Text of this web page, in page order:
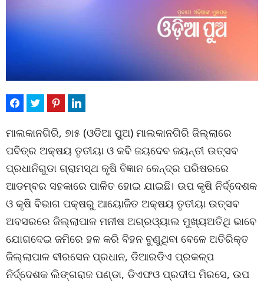
ମାଲକାନଗିରି, ୭ା୫ (ଓଡିଆ ପୁଅ) ମାଲକାନଗିରି ଜିଲ୍ଲାରେ
ପବିତ୍ର ଅକ୍ଷୟ ତୃତୀୟା ଓ କବି ଜୟଦେବ ଜୟନ୍ତୀ ଉତ୍ସବ
ପ୍ରଧାନିଗୁଡା ଗ୍ରାମସ୍ଥ କୃଷି ବିଜ୍ଞାନ କେନ୍ଦ୍ର ପରିଷରରେ
ଆଡମ୍ବର ସହକାରେ ପାଳିତ ହୋଇ ଯାଇଛି। ଉପ କୃଷି ନିର୍ଦ୍ଦେଶକ
ଓ କୃଷି ବିଭାଗ ପକ୍ଷରୁ ଆୟୋଜିତ ଅକ୍ଷୟ ତୃତୀୟା ଉତ୍ସବ
ଅବସରରେ ଜିଲ୍ଲାପାଳ ମନୀଷ ଅଗ୍ରଓ୍ୟାଲ ମୁଖ୍ୟଅତିଥି ଭାବେ
ଯୋଗଦେଇ ଜମିରେ ହଳ କରି ବିହନ ବୁଣୁଥିବା ବେଳେ ଅତିରିକ୍ତ
ଜିଲ୍ଲାପାଳ ବୀରସେନ ପ୍ରଧାନ, ଡିଆରଡିଏ ପ୍ରକଳ୍ପ
ନିର୍ଦ୍ଦେଶକ ଲିଙ୍ଗରାଜ ପଣ୍ଡା, ଡିଏଫଓ ପ୍ରଦୀପ ମିରସେ, ଉପ